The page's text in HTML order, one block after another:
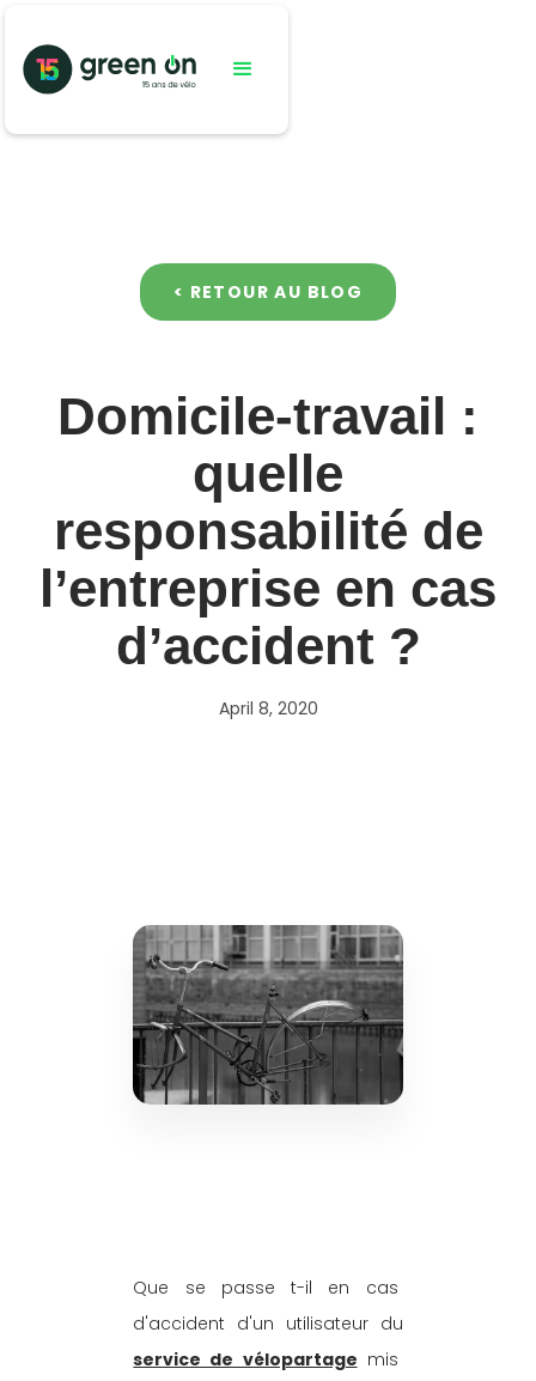
< RETOUR AU BLOG
Domicile-travail :
quelle
responsabilité de
l’entreprise en cas
d’accident ?
April 8, 2020
Que se passe t-il en cas
d'accident d'un utilisateur du
service de vélopartage mis